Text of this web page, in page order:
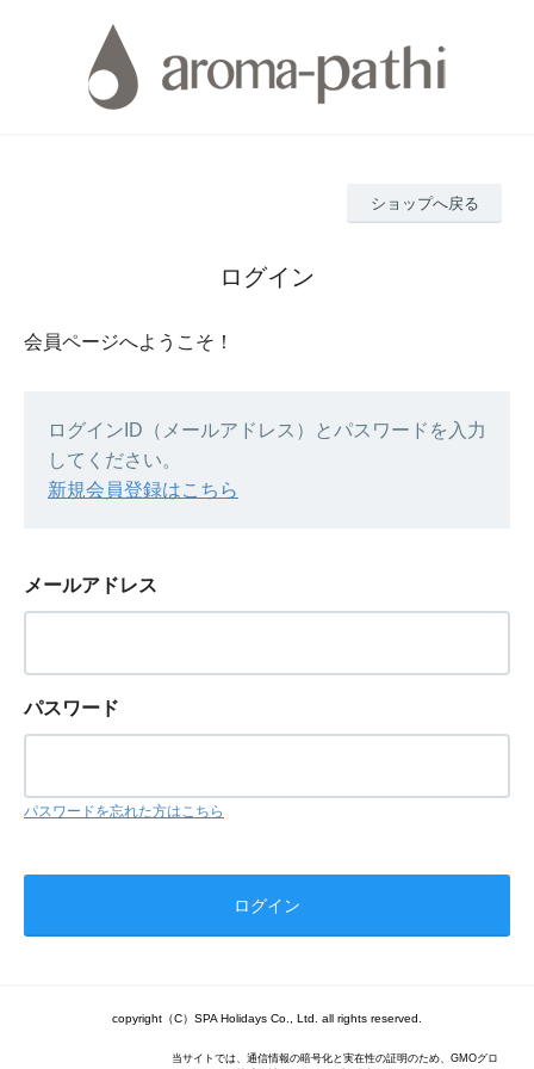
ショップへ戻る
ログイン
会員ページへようこそ！
ログインID（メールアドレス）とパスワードを入力
してください。
新規会員登録はこちら
メールアドレス
パスワード
パスワードを忘れた方はこちら
copyright（C）SPA Holidays Co., Ltd. all rights reserved.
当サイトでは、通信情報の暗号化と実在性の証明のため、GMOグロ